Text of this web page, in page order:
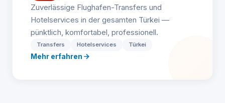
Zuverlässige Flughafen-Transfers und
Hotelservices in der gesamten Türkei —
pünktlich, komfortabel, professionell.
Transfers Hotelservices Türkei
Mehr erfahren